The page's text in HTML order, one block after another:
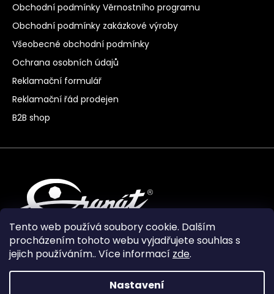
Tento web používá soubory cookie. Dalším
procházením tohoto webu vyjadřujete souhlas s
jejich používáním.. Více informací zde.
Nastavení
Obchodní podmínky Věrnostního programu
Obchodní podmínky zakázkové výroby
Všeobecné obchodní podmínky
Ochrana osobních údajů
Reklamační formulář
Reklamační řád prodejen
B2B shop